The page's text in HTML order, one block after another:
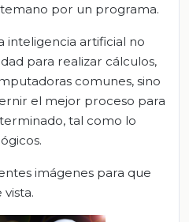
por un programa.
inteligencia artificial no
para realizar cálculos,
comunes, sino
el mejor proceso para
tal como lo
imágenes para que